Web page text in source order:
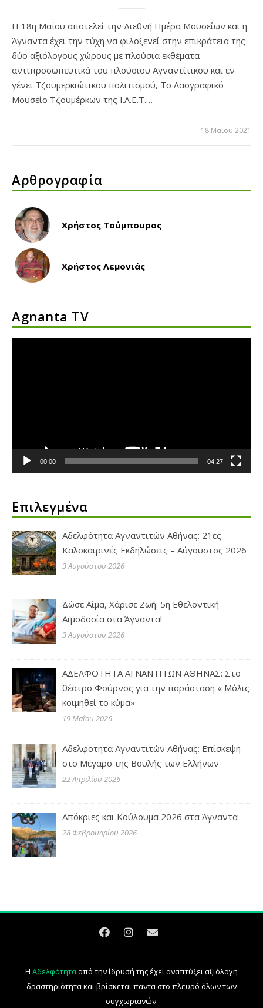
Η 18η Μαΐου αποτελεί την Διεθνή Ημέρα Μουσείων και η
Άγναντα έχει την τύχη να φιλοξενεί στην επικράτεια της
δύο αξιόλογους χώρους με πλούσια εκθέματα
αντιπροσωπευτικά του πλούσιου Αγναντίτικου και εν
γένει Τζουμερκιώτικου πολιτισμού, Το Λαογραφικό
Μουσείο Τζουμέρκων της Ι.Λ.Ε.Τ.…
18 Μαΐου 2021
Αρθρογραφία
Χρήστος Τούμπουρος
Χρήστος Λεμονιάς
Agnanta TV
00:00 04:27
Επιλεγμένα
Αδελφότητα Αγναντιτών Αθήνας: 21ες
Καλοκαιρινές Εκδηλώσεις – Αύγουστος 2026
3 Αυγούστου 2026
Δώσε Αίμα, Χάρισε Ζωή: 5η Εθελοντική
Αιμοδοσία στα Άγναντα!
3 Αυγούστου 2026
ΑΔΕΛΦΟΤΗΤΑ ΑΓΝΑΝΤΙΤΩΝ ΑΘΗΝΑΣ: Στο
θέατρο Φούρνος για την παράσταση « Μόλις
κοιμηθεί το κύμα»
19 Μαΐου 2026
Αδελφοτητα Αγναντιτών Αθήνας: Επίσκεψη
στο Μέγαρο της Βουλής των Ελλήνων
22 Απριλίου 2026
Απόκριες και Κούλουμα 2026 στα Άγναντα
28 Φεβρουαρίου 2026
Η Αδελφότητααπό την ίδρυσή της έχει αναπτύξει αξιόλογη
δραστηριότητα και βρίσκεται πάντα στο πλευρό όλων των
συγχωριανών.